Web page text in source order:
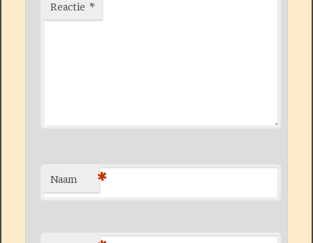
Reactie *
Naam *